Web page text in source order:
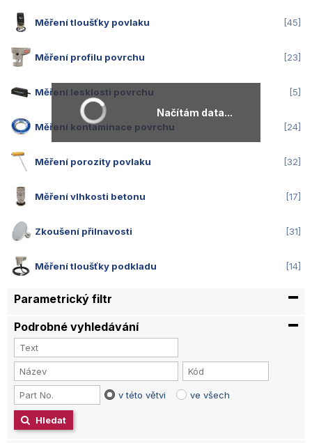
Měření tloušťky povlaku 45
Měření profilu povrchu 23
Měření lesklosti povrchu 5
Měření kontaminace povrchu 24
Měření porozity povlaku 32
Měření vlhkosti betonu 17
Zkoušení přilnavosti 31
Měření tloušťky podkladu 14
Parametrický filtr
Podrobné vyhledávání
v této větvi ve všech
Hledat
Načítám data...